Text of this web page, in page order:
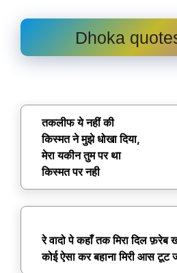
Dhoka
तकलीफ ये नहीं की
किस्मत ने मुझे धोखा दिया,
मेरा यकीन तुम पर था
किस्मत पर नही
रे वादो पे कहाँ तक मिरा दिल फ़रेब
कोई ऐसा कर बहाना मिरी आस टूट